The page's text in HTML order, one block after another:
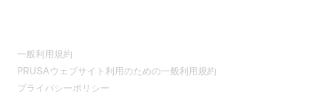
一般利用規約
PRUSAウェブサイト利用のための一般利用規約
プライバシーポリシー